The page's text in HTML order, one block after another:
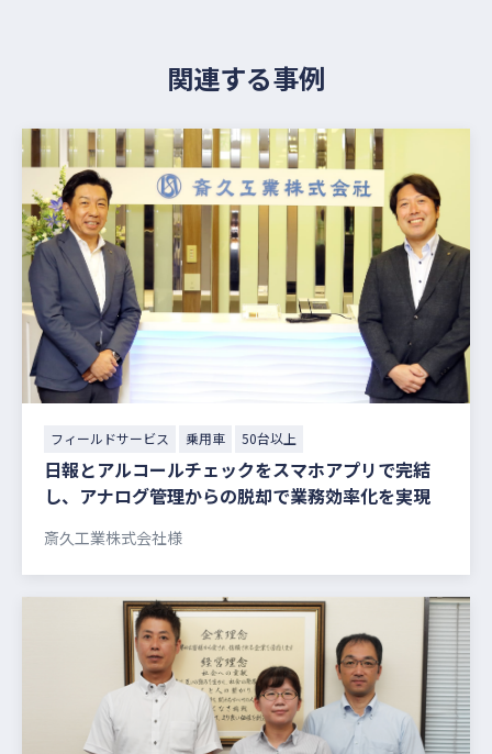
関連する事例
フィールドサービス 乗用車 50台以上
日報とアルコールチェックをスマホアプリで完結
し、アナログ管理からの脱却で業務効率化を実現
斎久工業株式会社様